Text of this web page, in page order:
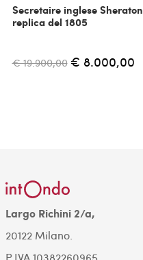
Secretaire inglese Sheraton
replica del 1805
€ 19.900,00 € 8.000,00
Largo Richini 2/a,
20122 Milano.
P.IVA 10382260965